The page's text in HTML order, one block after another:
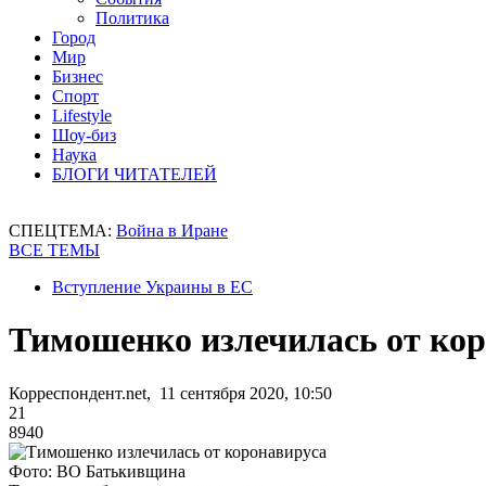
Политика
Город
Мир
Бизнес
Спорт
Lifestyle
Шоу-биз
Наука
БЛОГИ ЧИТАТЕЛЕЙ
СПЕЦТЕМА: Война в Иране
ВСЕ ТЕМЫ
Вступление Украины в ЕС
Тимошенко излечилась от
Корреспондент.net, 11 сентября 2020, 10:50
21
8940
Фото: ВО Батькивщина